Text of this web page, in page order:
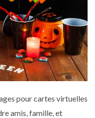
pour cartes virtuelles
amis, famille, et